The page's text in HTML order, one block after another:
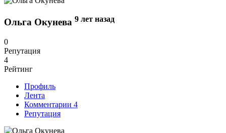
Ольга Окунева 9 лет назад
0
Репутация
4
Рейтинг
Профиль
Лента
Комментарии 4
Репутация